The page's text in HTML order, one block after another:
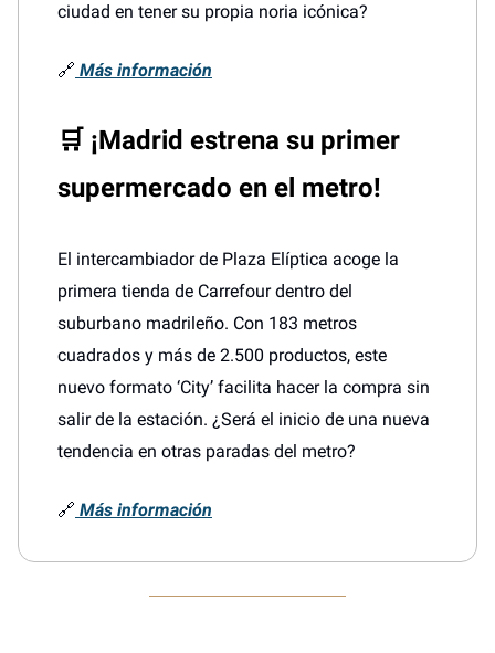
ciudad en tener su propia noria icónica?
🔗 Más información
🛒 ¡Madrid estrena su primer
supermercado en el metro!
El intercambiador de Plaza Elíptica acoge la
primera tienda de Carrefour dentro del
suburbano madrileño. Con 183 metros
cuadrados y más de 2.500 productos, este
nuevo formato ‘City’ facilita hacer la compra sin
salir de la estación. ¿Será el inicio de una nueva
tendencia en otras paradas del metro?
🔗 Más información